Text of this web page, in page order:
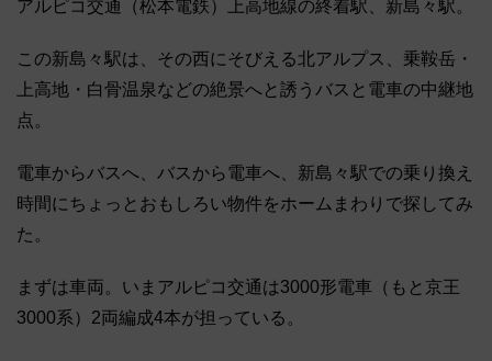
アルピコ交通（松本電鉄）上高地線の終着駅、新島々駅。
この新島々駅は、その西にそびえる北アルプス、乗鞍岳・
上高地・白骨温泉などの絶景へと誘うバスと電車の中継地
点。
電車からバスへ、バスから電車へ、新島々駅での乗り換え
時間にちょっとおもしろい物件をホームまわりで探してみ
た。
まずは車両。いまアルピコ交通は3000形電車（もと京王
3000系）2両編成4本が担っている。